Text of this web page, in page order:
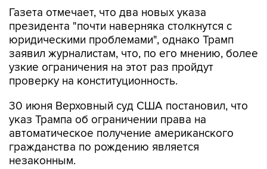
Газета отмечает, что два новых указа
президента "почти наверняка столкнутся с
юридическими проблемами", однако Трамп
заявил журналистам, что, по его мнению, более
узкие ограничения на этот раз пройдут
проверку на конституционность.
30 июня Верховный суд США постановил, что
указ Трампа об ограничении права на
автоматическое получение американского
гражданства по рождению является
незаконным.